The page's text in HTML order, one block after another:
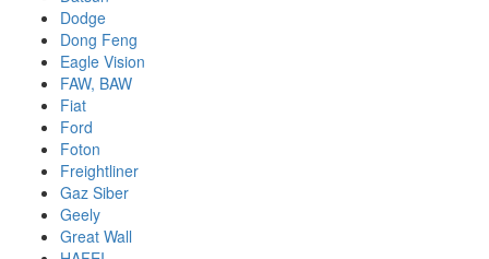
Dodge
Dong Feng
Eagle Vision
FAW, BAW
Fiat
Ford
Foton
Freightliner
Gaz Siber
Geely
Great Wall